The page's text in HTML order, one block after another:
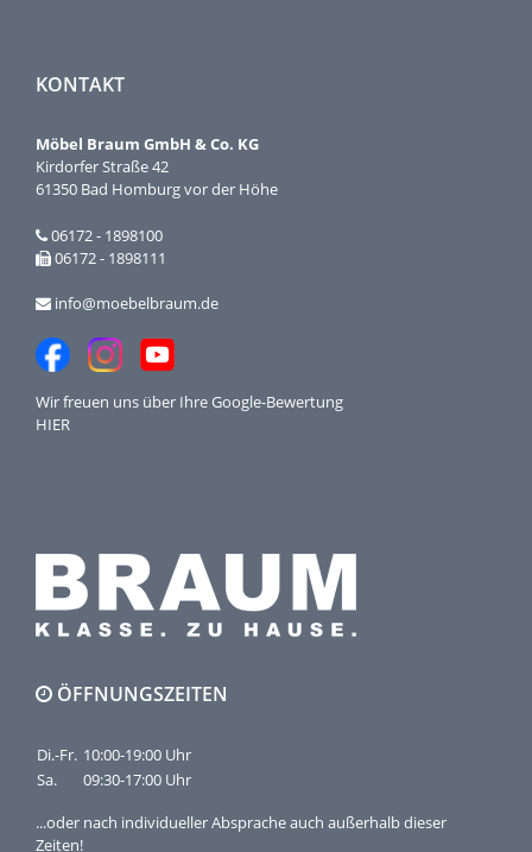
KONTAKT
Möbel Braum GmbH & Co. KG
Kirdorfer Straße 42
61350 Bad Homburg vor der Höhe
06172 - 1898100
06172 - 1898111
info@moebelbraum.de
Wir freuen uns über IhreGoogle-Bewertung
HIER
ÖFFNUNGSZEITEN
Di.-Fr. 10:00-19:00 Uhr
Sa.
09:30-17:00 Uhr
...oder nach individueller Absprache auch außerhalb dieser
Zeiten!